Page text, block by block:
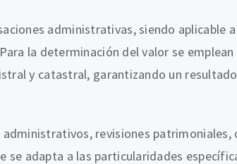
administrativas, siendo aplicable
la determinación del valor se
y catastral, garantizando un
revisiones patrimoniales,
se adapta a las particularidades